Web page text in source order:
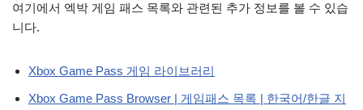
여기에서 엑박 게임 패스 목록와 관련된 추가 정보를 볼 수 있습
니다.
Xbox Game Pass 게임 라이브러리
Xbox Game Pass Browser | 게임패스 목록 | 한국어/한글 지